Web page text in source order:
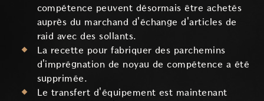
compétence peuvent désormais être achetés
auprès du marchand d'échange d'articles de
raid avec des sollants.
La recette pour fabriquer des parchemins
d'imprégnation de noyau de compétence a été
supprimée.
Le transfert d'équipement est maintenant